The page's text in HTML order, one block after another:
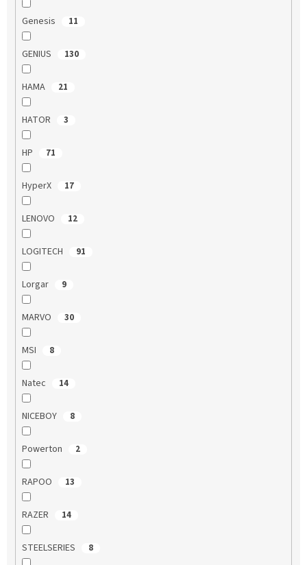
Genesis 11
GENIUS 130
HAMA 21
HATOR 3
HP 71
HyperX 17
LENOVO 12
LOGITECH 91
Lorgar 9
MARVO 30
MSI 8
Natec 14
NICEBOY 8
Powerton 2
RAPOO 13
RAZER 14
STEELSERIES 8